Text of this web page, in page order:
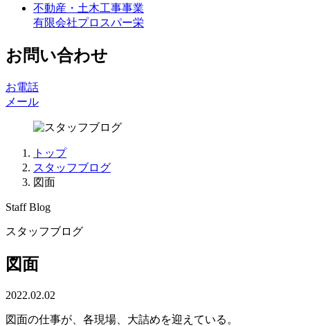
不動産・土木工事事業
有限会社プロスパー栄
お問い合わせ
お電話
メール
トップ
スタッフブログ
図面
Staff Blog
スタッフブログ
図面
2022.02.02
図面の仕事が、各現場、大詰めを迎えている。